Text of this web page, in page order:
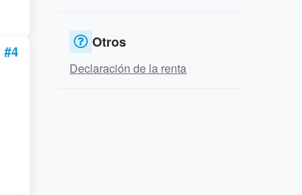
#4
Otros
Declaración de la renta